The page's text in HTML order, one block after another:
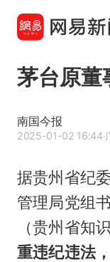
茅台原董
南国今报
2025-01-02 16:44·
据贵州省纪
管理局党组
（贵州省知
重违纪违法